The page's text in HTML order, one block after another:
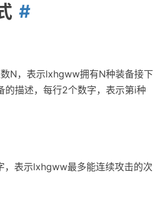
N，表示lxhgww拥有N种装备接下
的描述，每行2个数字，表示第i种
，表示lxhgww最多能连续攻击的次